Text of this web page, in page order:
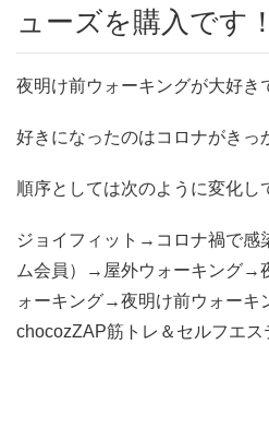
ューズを購入です！
夜明け前ウォーキングが大好き
好きになったのはコロナがきっ
順序としては次のように変化し
ジョイフィット→コロナ禍で感
ム会員）→屋外ウォーキング→
ォーキング→夜明け前ウォー
chocozZAP筋トレ＆セルフエス